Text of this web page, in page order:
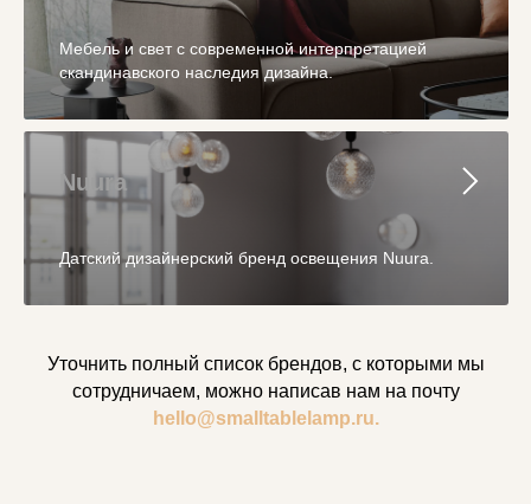
Мебель и свет с современной интерпретацией
скандинавского наследия дизайна.
Nuura
Датский дизайнерский бренд освещения Nuura.
Уточнить полный список брендов, с которыми мы
сотрудничаем, можно написав нам на почту
hello@smalltablelamp.ru.